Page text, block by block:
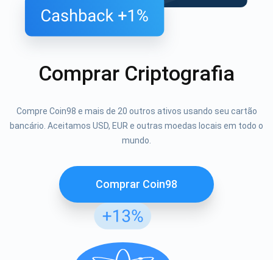
Comprar Criptografia
Compre Coin98 e mais de 20 outros ativos usando seu cartão
bancário. Aceitamos USD, EUR e outras moedas locais em todo o
mundo.
Comprar Coin98